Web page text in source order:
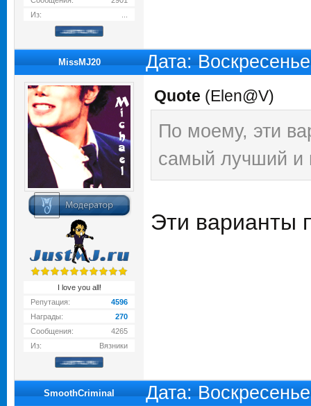
Из:
MissMJ20 Дата:
I love you all!
Репутация:
4596
Награды:
270
Сообщения:
4265
Из:
Вязники
Quote (Elen@V)
По моему, эти
самый лучший и
Эти варианты
SmoothCriminal Дата: